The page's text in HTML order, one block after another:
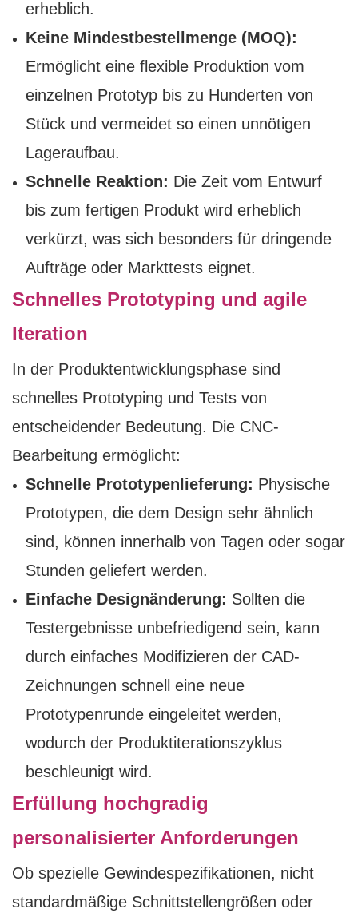
erheblich.
Keine Mindestbestellmenge (MOQ):
Ermöglicht eine flexible Produktion vom
einzelnen Prototyp bis zu Hunderten von
Stück und vermeidet so einen unnötigen
Lageraufbau.
Schnelle Reaktion: Die Zeit vom Entwurf
bis zum fertigen Produkt wird erheblich
verkürzt, was sich besonders für dringende
Aufträge oder Markttests eignet.
Schnelles Prototyping und agile
Iteration
In der Produktentwicklungsphase sind
schnelles Prototyping und Tests von
entscheidender Bedeutung. Die CNC-
Bearbeitung ermöglicht:
Schnelle Prototypenlieferung: Physische
Prototypen, die dem Design sehr ähnlich
sind, können innerhalb von Tagen oder sogar
Stunden geliefert werden.
Einfache Designänderung: Sollten die
Testergebnisse unbefriedigend sein, kann
durch einfaches Modifizieren der CAD-
Zeichnungen schnell eine neue
Prototypenrunde eingeleitet werden,
wodurch der Produktiterationszyklus
beschleunigt wird.
Erfüllung hochgradig
personalisierter Anforderungen
Ob spezielle Gewindespezifikationen, nicht
standardmäßige Schnittstellengrößen oder